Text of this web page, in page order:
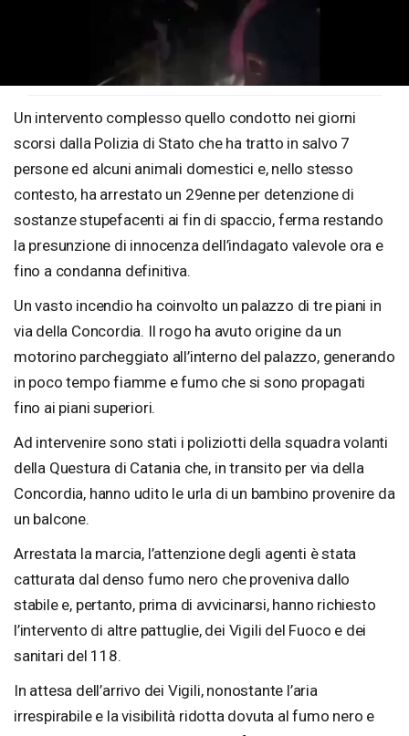
Un intervento complesso quello condotto nei giorni
scorsi dalla Polizia di Stato che ha tratto in salvo 7
persone ed alcuni animali domestici e, nello stesso
contesto, ha arrestato un 29enne per detenzione di
sostanze stupefacenti ai fin di spaccio, ferma restando
la presunzione di innocenza dell’indagato valevole ora e
fino a condanna definitiva.
Un vasto incendio ha coinvolto un palazzo di tre piani in
via della Concordia. Il rogo ha avuto origine da un
motorino parcheggiato all’interno del palazzo, generando
in poco tempo fiamme e fumo che si sono propagati
fino ai piani superiori.
Ad intervenire sono stati i poliziotti della squadra volanti
della Questura di Catania che, in transito per via della
Concordia, hanno udito le urla di un bambino provenire da
un balcone.
Arrestata la marcia, l’attenzione degli agenti è stata
catturata dal denso fumo nero che proveniva dallo
stabile e, pertanto, prima di avvicinarsi, hanno richiesto
l’intervento di altre pattuglie, dei Vigili del Fuoco e dei
sanitari del 118.
In attesa dell’arrivo dei Vigili, nonostante l’aria
irrespirabile e la visibilità ridotta dovuta al fumo nero e